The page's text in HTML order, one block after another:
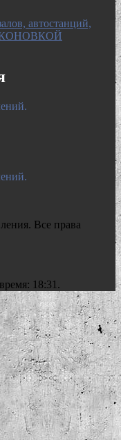
автостанций,
Все права
18:31.